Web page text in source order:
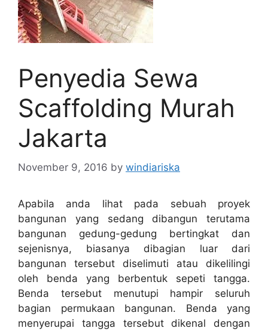
Penyedia Sewa
Scaffolding Murah
Jakarta
November 9, 2016 by windiariska
Apabila anda lihat pada sebuah proyek
bangunan yang sedang dibangun terutama
bangunan gedung-gedung bertingkat dan
sejenisnya, biasanya dibagian luar dari
bangunan tersebut diselimuti atau dikelilingi
oleh benda yang berbentuk sepeti tangga.
Benda tersebut menutupi hampir seluruh
bagian permukaan bangunan. Benda yang
menyerupai tangga tersebut dikenal dengan